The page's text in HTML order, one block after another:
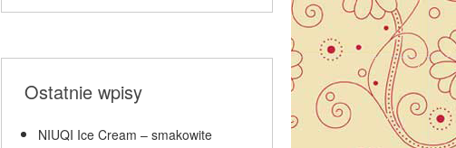
Ostatnie wpisy
NIUQI Ice Cream – smakowite